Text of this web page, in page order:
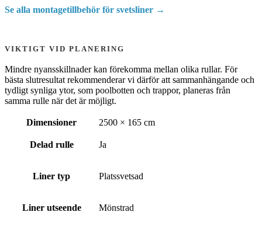
Se alla montagetillbehör för svetsliner →
VIKTIGT VID PLANERING
Mindre nyansskillnader kan förekomma mellan olika rullar. För
bästa slutresultat rekommenderar vi därför att sammanhängande och
tydligt synliga ytor, som poolbotten och trappor, planeras från
samma rulle när det är möjligt.
Dimensioner 2500 × 165 cm
Delad rulle Ja
Liner typ Platssvetsad
Liner utseende Mönstrad